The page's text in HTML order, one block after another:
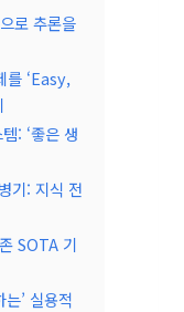
로 추론을
‘Easy,
: ‘좋은 생
기: 지식 전
SOTA 기
’ 실용적